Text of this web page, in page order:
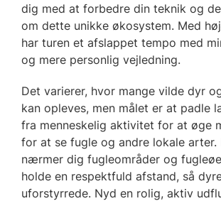
dig med at forbedre din teknik og
om dette unikke økosystem. Med
har turen et afslappet tempo med
og mere personlig vejledning.
Det varierer, hvor mange vilde dyr
kan opleves, men målet er at padle
fra menneskelig aktivitet for at øge
for at se fugle og andre lokale arter.
nærmer dig fugleområder og
holde en respektfuld afstand, så
uforstyrrede. Nyd en rolig, aktiv